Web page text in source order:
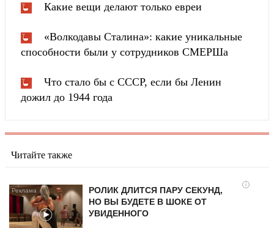
Какие вещи делают только евреи
«Волкодавы Сталина»: какие уникальные
способности были у сотрудников СМЕРШа
Что стало бы с СССР, если бы Ленин
дожил до 1944 года
Читайте также
i
РОЛИК ДЛИТСЯ ПАРУ СЕКУНД,
НО ВЫ БУДЕТЕ В ШОКЕ ОТ
УВИДЕННОГО